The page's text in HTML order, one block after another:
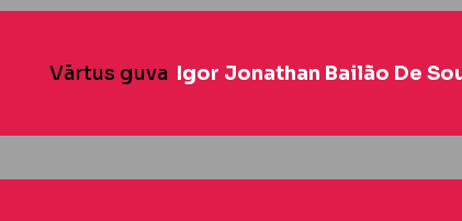
Vārtus guva Igor Jonathan Bailão De